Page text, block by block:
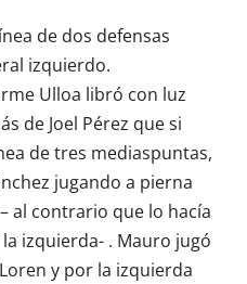
de dos defensas
izquierdo.
Ulloa libró con luz
de Joel Pérez que si
de tres mediaspuntas,
jugando a pierna
al contrario que lo hacía
izquierda- . Mauro jugó
y por la izquierda